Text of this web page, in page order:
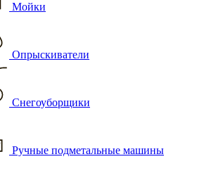
Мойки
Опрыскиватели
Снегоуборщики
Ручные подметальные машины